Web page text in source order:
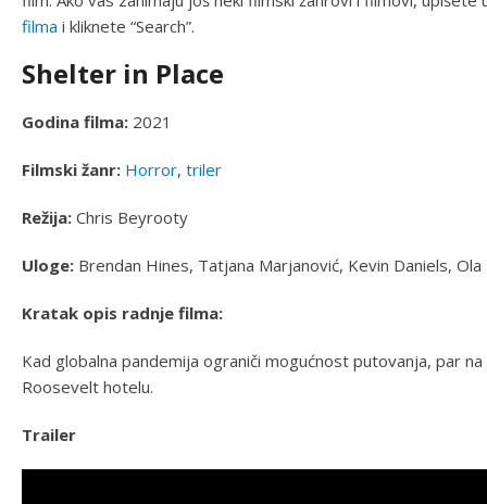
filma i kliknete “Search”.
Shelter in Place
Godina filma: 2021
Filmski žanr: Horror, triler
Režija: Chris Beyrooty
Uloge: Brendan Hines, Tatjana Marjanović, Kevin Daniels, Ola
Kratak opis radnje filma:
Kad globalna pandemija ograniči mogućnost putovanja, par
Roosevelt hotelu.
Trailer